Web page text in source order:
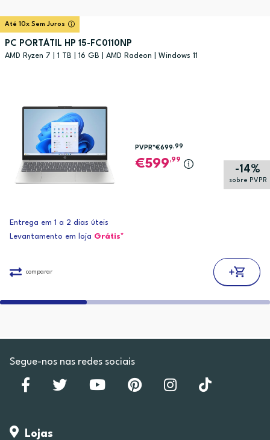
Até 10x Sem Juros
PC PORTÁTIL HP 15-FC0110NP
AMD Ryzen 7 | 1 TB | 16 GB | AMD Radeon | Windows 11
-14%
sobre PVPR
PVPR*€699,99
599,99
Entrega em 1 a 2 dias úteis
Levantamento em loja Grátis*
comparar
Segue-nos nas redes sociais
Lojas